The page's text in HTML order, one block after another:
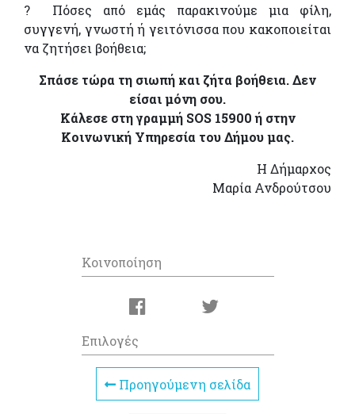
? Πόσες από εμάς παρακινούμε μια φίλη,
συγγενή, γνωστή ή γειτόνισσα που κακοποιείται
να ζητήσει βοήθεια;
Σπάσε τώρα τη σιωπή και ζήτα βοήθεια. Δεν
είσαι μόνη σου.
Κάλεσε στη γραμμή SOS 15900 ή στην
Κοινωνική Υπηρεσία του Δήμου μας.
Η Δήμαρχος
Μαρία Ανδρούτσου
Κοινοποίηση
Επιλογές
Προηγούμενη σελίδα